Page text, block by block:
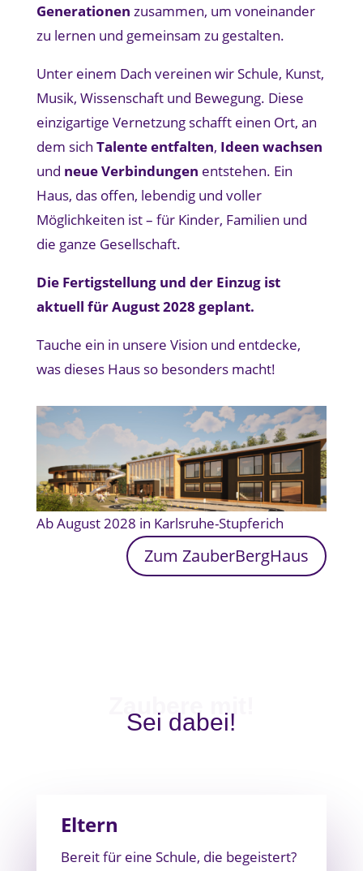
Generationen zusammen, um voneinander
zu lernen und gemeinsam zu gestalten.
Unter einem Dach vereinen wir Schule, Kunst,
Musik, Wissenschaft und Bewegung. Diese
einzigartige Vernetzung schafft einen Ort, an
dem sich Talente entfalten, Ideen wachsen
und neue Verbindungen entstehen. Ein
Haus, das offen, lebendig und voller
Möglichkeiten ist – für Kinder, Familien und
die ganze Gesellschaft.
Die Fertigstellung und der Einzug ist
aktuell für August 2028 geplant.
Tauche ein in unsere Vision und entdecke,
was dieses Haus so besonders macht!
Ab August 2028 in Karlsruhe-Stupferich
Zum ZauberBergHaus
Zaubere mit!
Sei dabei!
Eltern
Bereit für eine Schule, die begeistert?